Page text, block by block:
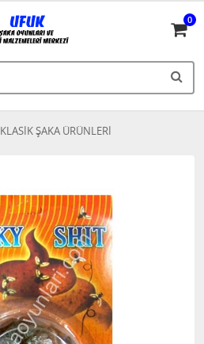
0
KLASİK ŞAKA ÜRÜNLERİ